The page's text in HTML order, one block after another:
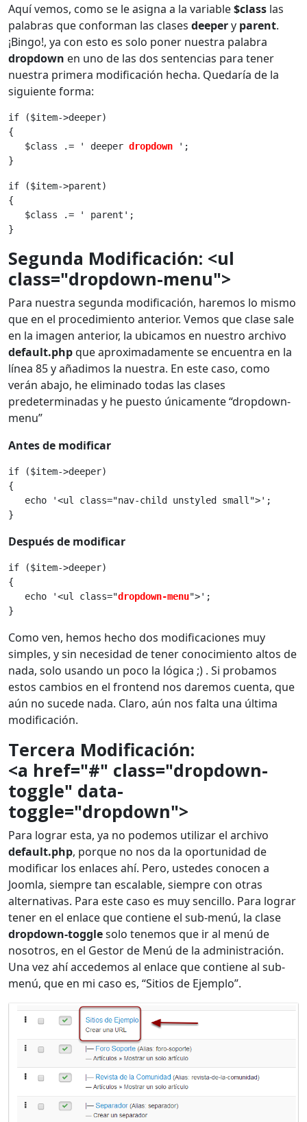
Aquí vemos, como se le asigna a la variable$class las
palabras que conforman las clases deepery parent.
¡Bingo!, ya con esto es solo poner nuestra palabra
dropdown en uno de las dos sentencias para tener
nuestra primera modificación hecha. Quedaría de la
siguiente forma:
if ($item->deeper)
{
$class .= ' deeper dropdown
';
}
if ($item->parent)
{
$class .= ' parent';
}
Segunda Modificación: <ul
class="dropdown-menu">
Para nuestra segunda modificación, haremos lo mismo
que en el procedimiento anterior. Vemos que clase sale
en la imagen anterior, la ubicamos en nuestro archivo
default.phpque aproximadamente se encuentra en la
línea 85 y añadimos la nuestra. En este caso, como
verán abajo, he eliminado todas las clases
predeterminadas y he puesto únicamente “dropdown-
menu”
Antes de modificar
if ($item->deeper)
{
echo '<ul class="nav-child unstyled small">';
}
Después de modificar
if ($item->deeper)
{
echo '<ul class="dropdown-menu">';
}
Como ven, hemos hecho dos modificaciones muy
simples, y sin necesidad de tener conocimiento altos de
nada, solo usando un poco la lógica ;) . Si probamos
estos cambios en el frontend nos daremos cuenta, que
aún no sucede nada. Claro, aún nos falta una última
modificación.
Tercera Modificación:
<a href="#" class="dropdown-
toggle" data-
toggle="dropdown">
Para lograr esta, ya no podemos utilizar el archivo
default.php, porque no nos da la oportunidad de
modificar los enlaces ahí. Pero, ustedes conocen a
Joomla, siempre tan escalable, siempre con otras
alternativas. Para este caso es muy sencillo. Para lograr
tener en el enlace que contiene el sub-menú, la clase
dropdown-togglesolo tenemos que ir al menú de
nosotros, en el Gestor de Menú de la administración.
Una vez ahí accedemos al enlace que contiene al sub-
menú, que en mi caso es, “Sitios de Ejemplo”.